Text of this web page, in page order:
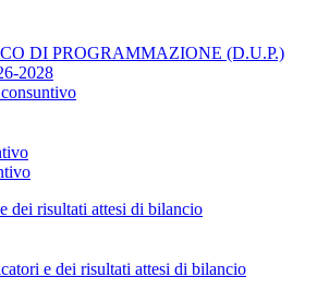
DI PROGRAMMAZIONE (D.U.P.)
2028
dei risultati attesi di bilancio
e dei risultati attesi di bilancio